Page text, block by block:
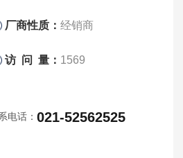
厂商性质：经销商
访 问 量： 1569
电话：021-52562525